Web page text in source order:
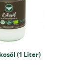
(1 Liter)